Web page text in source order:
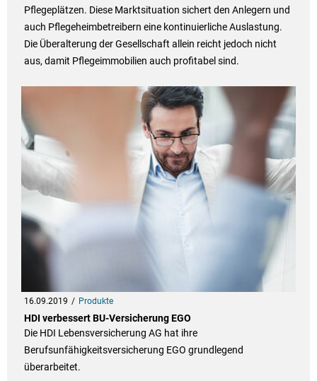
Pflegeplätzen. Diese Marktsituation sichert den Anlegern und
auch Pflegeheimbetreibern eine kontinuierliche Auslastung.
Die Überalterung der Gesellschaft allein reicht jedoch nicht
aus, damit Pflegeimmobilien auch profitabel sind.
16.09.2019 Produkte
HDI verbessert BU-Versicherung EGO
Die HDI Lebensversicherung AG hat ihre
Berufsunfähigkeitsversicherung EGO grundlegend
überarbeitet.